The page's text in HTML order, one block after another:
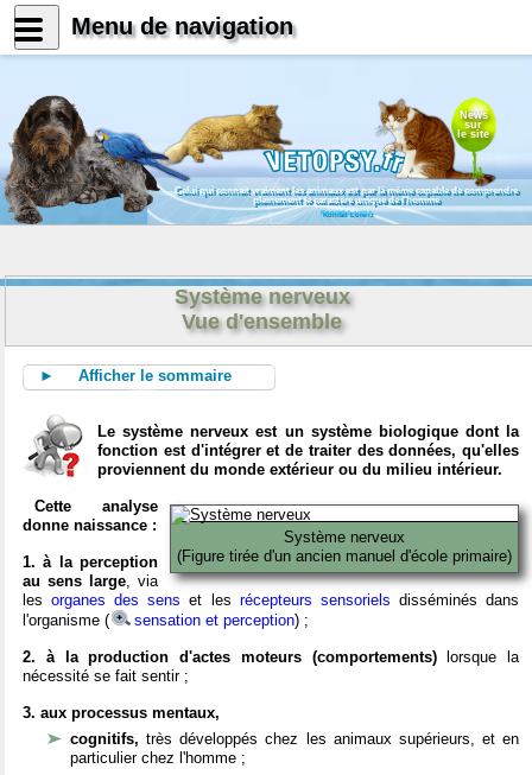
News
sur
le site
Celui qui connait vraiment les animaux est par là même capable de comprendre
pleinement le caractère unique de l'homme
Konrad Lorenz
Système nerveux
Vue d'ensemble
► Afficher le sommaire
Le système nerveux est un système biologique dont la
fonction est d'intégrer et de traiter des données, qu'elles
proviennent du monde extérieur ou du milieu intérieur.
Système nerveux
(Figure tirée d'un ancien manuel d'école primaire)
Cette analyse
donne naissance :
1. à la perception
au sens large, via
lesorganes des sens et les récepteurs sensoriels disséminés dans
l'organisme (
sensation et perception) ;
2. à la production d'actes moteurs (comportements)lorsque la
nécessité se fait sentir ;
3. aux processus mentaux,
cognitifs,très développés chez les animaux supérieurs, et en
particulier chez l'homme ;
Menu de navigation